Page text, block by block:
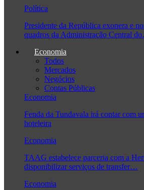
Política
Presidente da República exonera e
quadros da Administração Central
Economia
Todos
Mercados
Negócios
Contas Públicas
Economia
Fenda da Tundavala irá contar com
hoteleira
Economia
TAAG estabelece parceria com a
disponibilizar serviços de transfer…
Economia